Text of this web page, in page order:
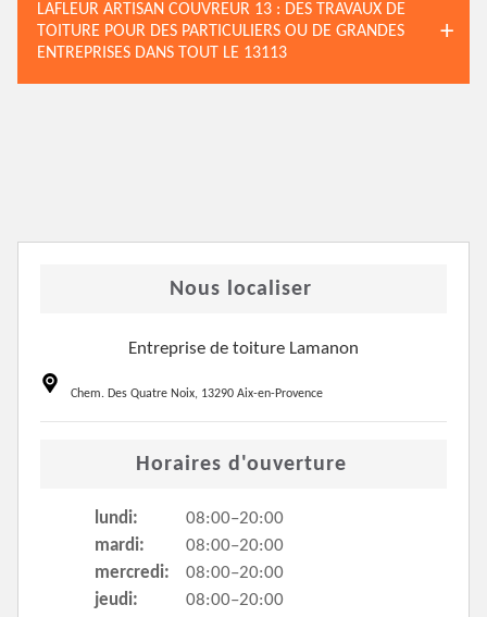
LAFLEUR ARTISAN COUVREUR 13 : DES TRAVAUX DE
TOITURE POUR DES PARTICULIERS OU DE GRANDES
ENTREPRISES DANS TOUT LE 13113
Nous localiser
Entreprise de toiture Lamanon
Chem. Des Quatre Noix, 13290 Aix-en-Provence
Horaires d'ouverture
lundi:
08:00–20:00
mardi:
08:00–20:00
mercredi:
08:00–20:00
jeudi:
08:00–20:00